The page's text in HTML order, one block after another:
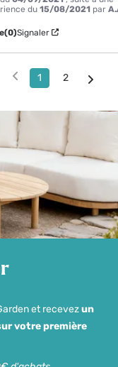
du15/08/2021 par
(0)Signaler
1 2
et recevezun
votre première